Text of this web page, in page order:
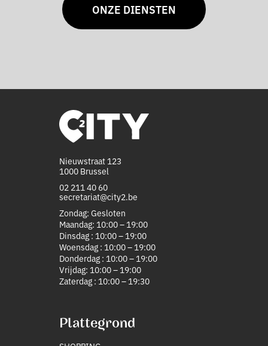
ONZE DIENSTEN
Nieuwstraat 123
1000 Brussel
02 211 40 60
secretariat@city2.be
Zondag: Gesloten
Maandag: 10:00 – 19:00
Dinsdag : 10:00 – 19:00
Woensdag : 10:00 – 19:00
Donderdag : 10:00 – 19:00
Vrijdag: 10:00 – 19:00
Zaterdag : 10:00 – 19:30
Plattegrond